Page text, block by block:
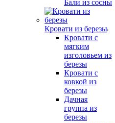
Бали из сосны
Кровати из березы
Кровати с
мягким
изголовьем из
березы
Кровати с
ковкой из
березы
Дачная
группа из
березы